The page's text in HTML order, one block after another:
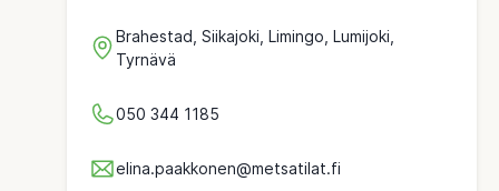
Brahestad, Siikajoki, Limingo, Lumijoki,
Tyrnävä
050 344 1185
elina.paakkonen@metsatilat.fi